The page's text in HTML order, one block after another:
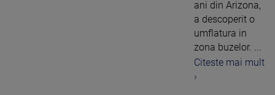
ani din Arizona,
a descoperit o
umflatura in
zona buzelor. ...
Citeste mai mult
›